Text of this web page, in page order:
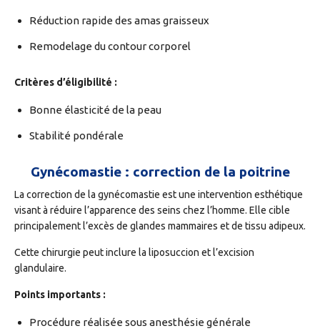
Réduction rapide des amas graisseux
Remodelage du contour corporel
Critères d’éligibilité :
Bonne élasticité de la peau
Stabilité pondérale
Gynécomastie : correction de la poitrine
La correction de la gynécomastie est une intervention esthétique
visant à réduire l’apparence des seins chez l’homme. Elle cible
principalement l’excès de glandes mammaires et de tissu adipeux.
Cette chirurgie peut inclure la liposuccion et l’excision
glandulaire.
Points importants :
Procédure réalisée sous anesthésie générale